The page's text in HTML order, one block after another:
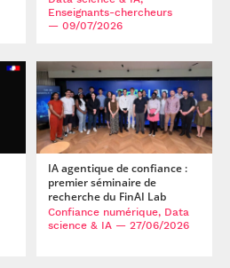
Enseignants-chercheurs
— 09/07/2026
IA agentique de confiance :
premier séminaire de
recherche du FinAI Lab
Confiance numérique, Data
science & IA— 27/06/2026